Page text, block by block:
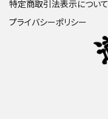
特定商取引法表示について
プライバシーポリシー